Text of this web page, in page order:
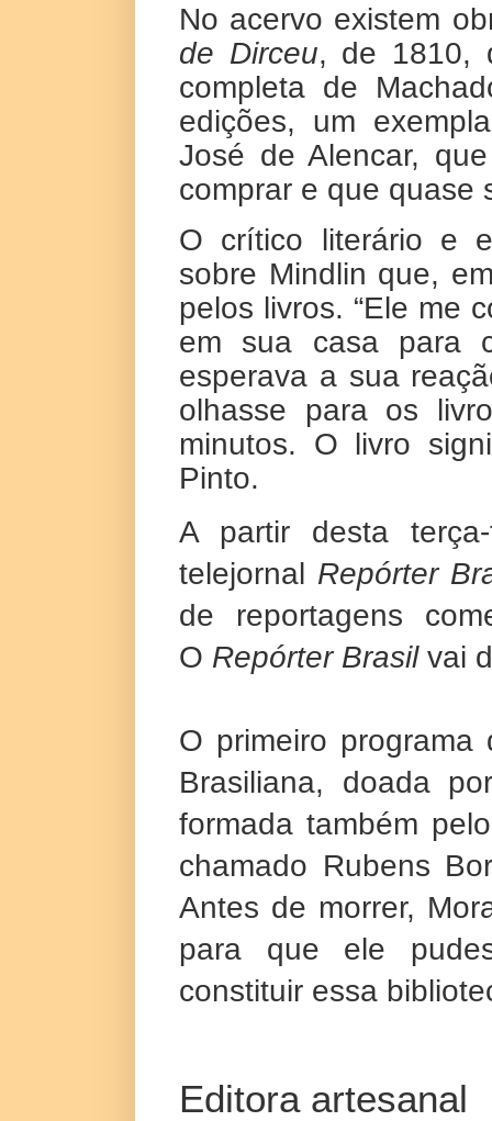
No acervo existem
de Dirceu, de 1810,
completa de
edições, um
José de Alencar,
comprar e que quase
O crítico literário e
sobre Mindlin que,
pelos livros. “Ele me
em sua casa para
esperava a sua
olhasse para os
minutos. O livro
Pinto.
A partir desta
ter
telejornal Repórter
de reportagens
O Repórter Brasil vai
O primeiro
Brasiliana, doada
formada também
chamado Rubens
Antes de morrer,
para que ele
constituir essa
Editora artesanal